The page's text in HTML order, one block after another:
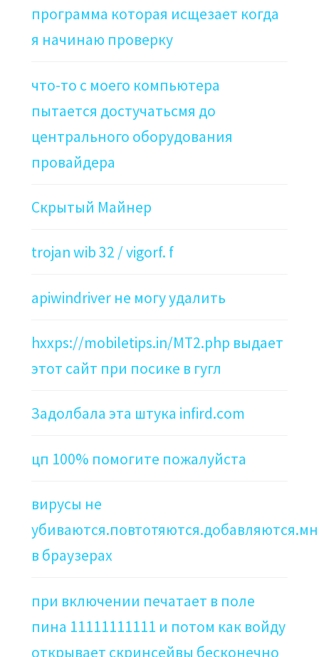
программа которая исщезает когда
я начинаю проверку
что-то с моего компьютера
пытается достучатьсмя до
центрального оборудования
провайдера
Скрытый Майнер
trojan wib 32 / vigorf. f
apiwindriver не могу удалить
hxxps://mobiletips.in/MT2.php выдает
этот сайт при посике в гугл
Задолбала эта штука infird.com
цп 100% помогите пожалуйста
вирусы не
в браузерах
при включении печатает в поле
пина 11111111111 и потом как войду
открывает скринсейвы бесконечно